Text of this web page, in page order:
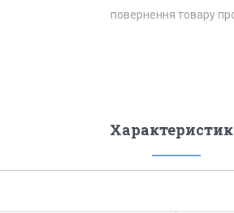
повернення товару